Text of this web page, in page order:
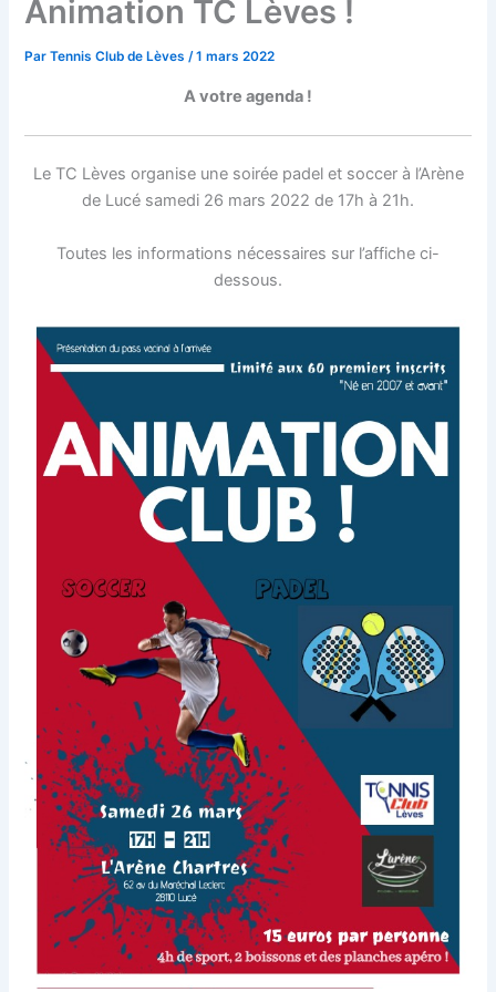
Animation TC Lèves !
ParTennis Club de Lèves/1 mars 2022
A votre agenda !
Le TC Lèves organise une soirée padel et soccer à l’Arène
de Lucé samedi 26 mars 2022 de 17h à 21h.
Toutes les informations nécessaires sur l’affiche ci-
dessous.